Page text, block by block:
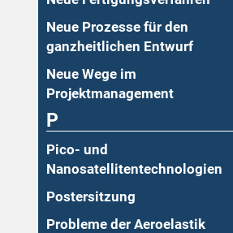
Neue Prozesse für den
ganzheitlichen Entwurf
Neue Wege im
Projektmanagement
P
Pico- und
Nanosatellitentechnologien
Postersitzung
Probleme der Aeroelastik